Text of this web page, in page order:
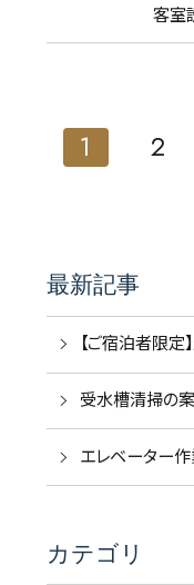
客室
1 2
最新記事
【ご宿泊者限定
受水槽清掃の
エレベーター
カテゴリ